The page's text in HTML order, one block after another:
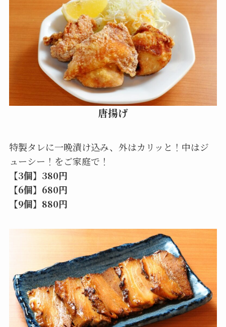
唐揚げ
特製タレに一晩漬け込み、外はカリッと！中はジ
ューシー！をご家庭で！
【3個】380円
【6個】680円
【9個】880円